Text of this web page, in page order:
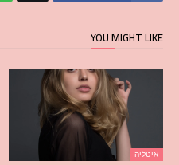
YOU MIGHT LIKE
איטליה